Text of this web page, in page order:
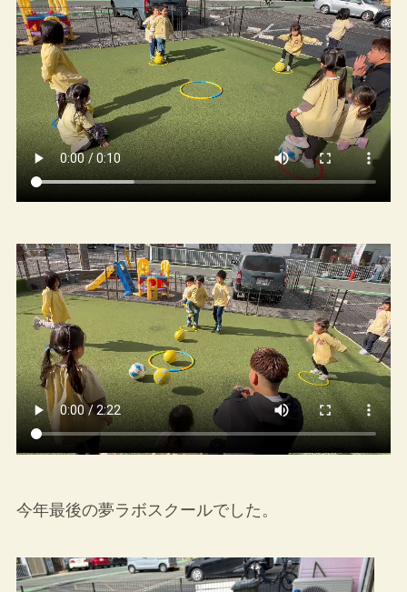
今年最後の夢ラボスクールでした。